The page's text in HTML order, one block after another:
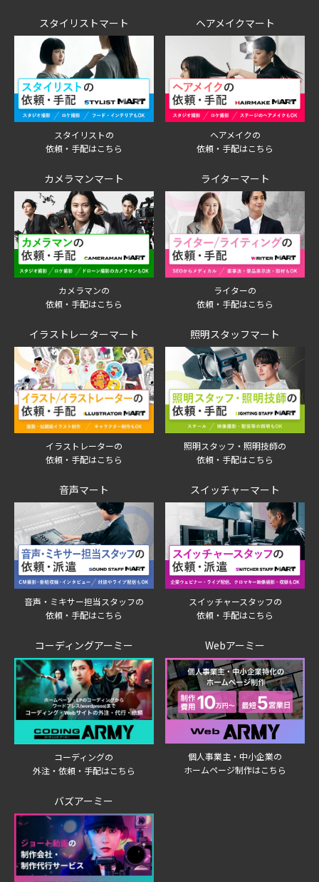
スタイリストマート
スタイリストの
依頼・手配はこちら
ヘアメイクマート
ヘアメイクの
依頼・手配はこちら
カメラマンマート
カメラマンの
依頼・手配はこちら
ライターマート
ライターの
依頼・手配はこちら
イラストレーターマート
イラストレーターの
依頼・手配はこちら
照明スタッフマート
照明スタッフ・照明技師の
依頼・手配はこちら
音声マート
音声・ミキサー担当スタッフの
依頼・手配はこちら
スイッチャーマート
スイッチャースタッフの
依頼・手配はこちら
コーディングアーミー
コーディングの
外注・依頼・手配はこちら
Webアーミー
個人事業主・中小企業の
ホームページ制作はこちら
バズアーミー